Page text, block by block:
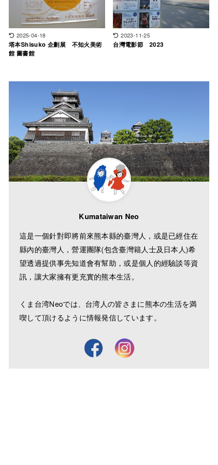
2025-04-18
塔本Shisuko 企劃展 不知火美術
館 圖書館
2023-11-25
台灣電影節 2023
Kumataiwan Neo
這是一個針對即將前來熊本縣的臺灣人，或是已經住在
縣內的臺灣人，營運團隊(包含臺灣籍人士及日本人)希
望透過提供事先知道會有幫助，或是個人的經驗談等資
訊，讓大家擁有更充實的熊本生活。
くま台湾Neoでは、台湾人の皆さまに熊本の生活を満
喫して頂けるように情報発信しています。